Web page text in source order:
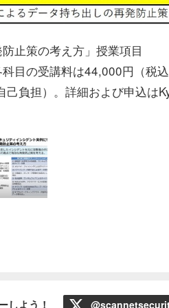
止策の考え方」授業項目
目の受講料は44,000円（税
負担）。詳細および申込は
しよう！